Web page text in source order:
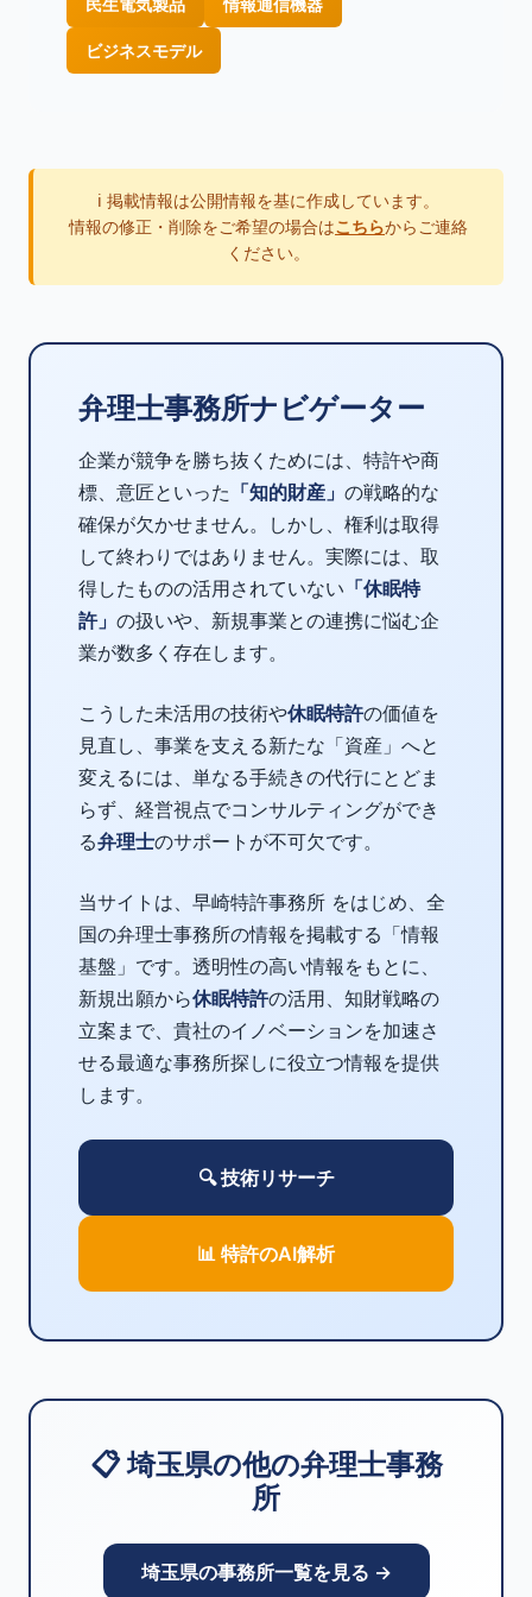
民生電気製品 情報通信機器
ビジネスモデル
ℹ️ 掲載情報は公開情報を基に作成しています。
情報の修正・削除をご希望の場合はこちらからご連絡
ください。
弁理士事務所ナビゲーター
企業が競争を勝ち抜くためには、特許や商
標、意匠といった 「知的財産」 の戦略的な
確保が欠かせません。しかし、権利は取得
して終わりではありません。実際には、取
得したものの活用されていない 「休眠特
許」 の扱いや、新規事業との連携に悩む企
業が数多く存在します。
こうした未活用の技術や休眠特許の価値を
見直し、事業を支える新たな「資産」へと
変えるには、単なる手続きの代行にとどま
らず、経営視点でコンサルティングができ
る弁理士のサポートが不可欠です。
当サイトは、早崎特許事務所 をはじめ、全
国の弁理士事務所の情報を掲載する「情報
基盤」です。透明性の高い情報をもとに、
新規出願から休眠特許の活用、知財戦略の
立案まで、貴社のイノベーションを加速さ
せる最適な事務所探しに役立つ情報を提供
します。
🔍 技術リサーチ
📊 特許のAI解析
📋 埼玉県の他の弁理士事務
所
埼玉県の事務所一覧を見る →